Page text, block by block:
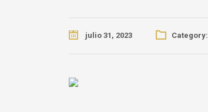
julio 31, 2023 Category: